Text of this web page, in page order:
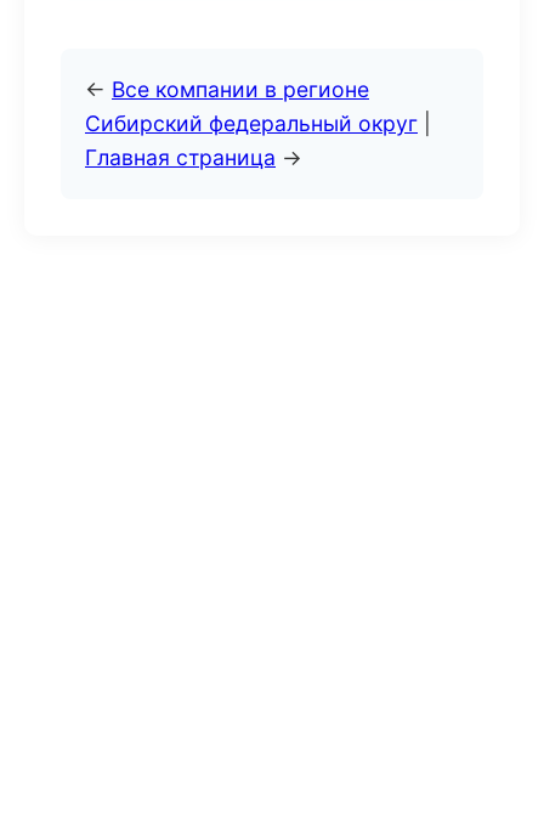
← Все компании в регионе
Сибирский федеральный округ
Главная страница →